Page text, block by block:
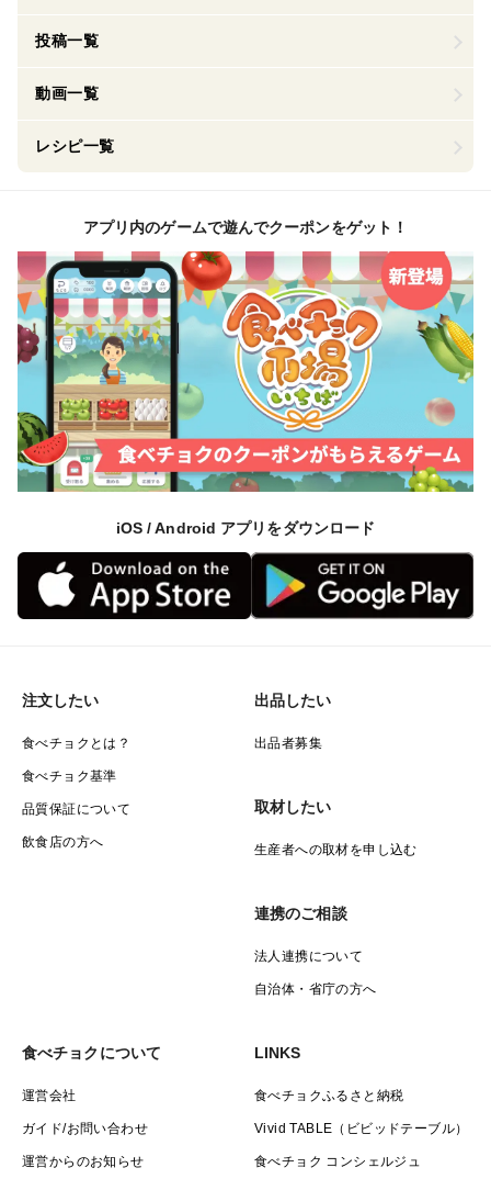
投稿一覧
動画一覧
レシピ一覧
アプリ内のゲームで遊んでクーポンをゲット！
iOS / Android アプリをダウンロード
注文したい
食べチョクとは？
食べチョク基準
品質保証について
飲食店の方へ
出品したい
出品者募集
取材したい
生産者への取材を申し込む
連携のご相談
法人連携について
自治体・省庁の方へ
食べチョクについて
運営会社
ガイド/お問い合わせ
運営からのお知らせ
LINKS
食べチョクふるさと納税
Vivid TABLE（ビビッドテーブル）
食べチョク コンシェルジュ